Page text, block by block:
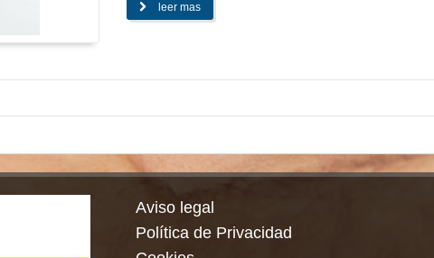
leer mas
Aviso legal
Política de Privacidad